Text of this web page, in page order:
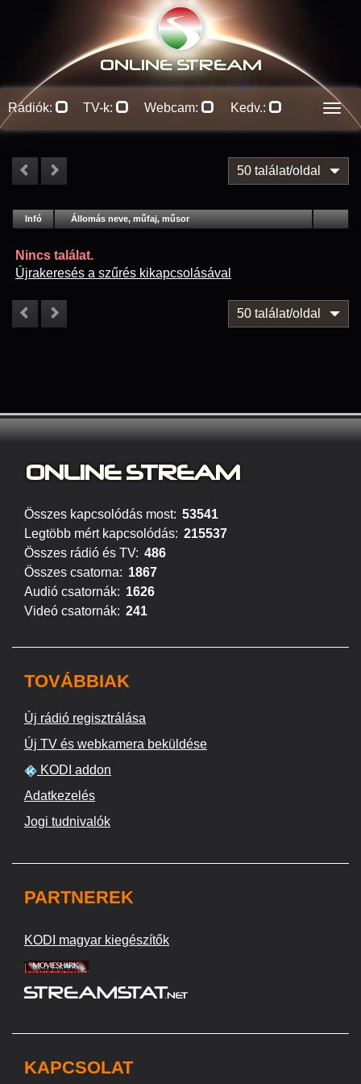
ONLINE STREAM
Rádiók: TV-k: Webcam: Kedv.:
50 találat/oldal
Infó Lejátszás
Állomás neve, műfaj, műsor
Nincs találat.
Újrakeresés a szűrés kikapcsolásával
50 találat/oldal
ONLINE STREAM
Összes kapcsolódás most: 53541
Legtöbb mért kapcsolódás: 215537
Összes rádió és TV: 486
Összes csatorna: 1867
Audió csatornák: 1626
Videó csatornák: 241
TOVÁBBIAK
Új rádió regisztrálása
Új TV és webkamera beküldése
KODI addon
Adatkezelés
Jogi tudnivalók
PARTNEREK
KODI magyar kiegészítők
KAPCSOLAT